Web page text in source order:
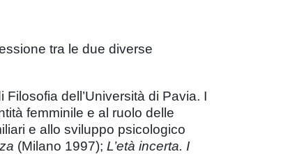
tra le due diverse
dell’Università di Pavia. I
femminile e al ruolo delle
e allo sviluppo psicologico
(Milano 1997); L’età incerta. I